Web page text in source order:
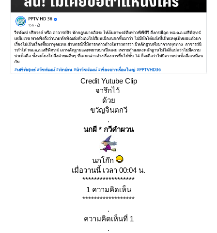
Credit Yutube Clip
จารึกไว้
ด้ว
ขวัญจินตกวี
.
นกผี * กวีคำผวน
นกโก๊ก
เมื่อวานนี้ เวลา 00:04 น.
******************
1 ความคิดเห็น
******************
.
ความคิดเห็นที่ 1
.